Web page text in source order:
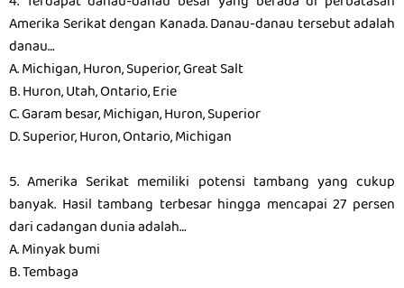
Amerika Serikat dengan Kanada. Danau-danau tersebut adalah
danau…
A. Michigan, Huron, Superior, Great Salt
B. Huron, Utah, Ontario, Erie
C. Garam besar, Michigan, Huron, Superior
D. Superior, Huron, Ontario, Michigan
5. Amerika Serikat memiliki potensi tambang yang cukup
banyak. Hasil tambang terbesar hingga mencapai 27 persen
dari cadangan dunia adalah…
A. Minyak bumi
B. Tembaga